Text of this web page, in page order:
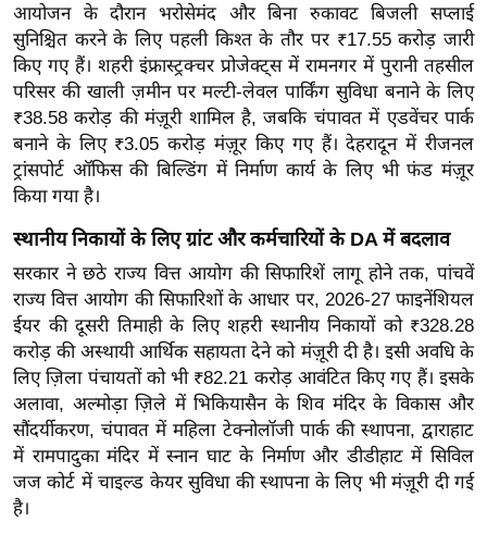
ऑ
टो
व
र्ल्ड
न्यू
ज
ब्री
नो
रं
ज
न
ज
ग
त
बॉ
ली
आयोजन के दौरान भरोसेमंद और बिना रुकावट बिजली सप्लाई
सुनिश्चित करने के लिए पहली किश्त के तौर पर ₹17.55 करोड़ जारी
किए गए हैं। शहरी इंफ्रास्ट्रक्चर प्रोजेक्ट्स में रामनगर में पुरानी तहसील
परिसर की खाली ज़मीन पर मल्टी-लेवल पार्किंग सुविधा बनाने के लिए
₹38.58 करोड़ की मंज़ूरी शामिल है, जबकि चंपावत में एडवेंचर पार्क
बनाने के लिए ₹3.05 करोड़ मंज़ूर किए गए हैं। देहरादून में रीजनल
ट्रांसपोर्ट ऑफिस की बिल्डिंग में निर्माण कार्य के लिए भी फंड मंज़ूर
किया गया है।
स्थानीय निकायों के लिए ग्रांट और कर्मचारियों के DA में बदलाव
सरकार ने छठे राज्य वित्त आयोग की सिफारिशें लागू होने तक, पांचवें
राज्य वित्त आयोग की सिफारिशों के आधार पर, 2026-27 फाइनेंशियल
ईयर की दूसरी तिमाही के लिए शहरी स्थानीय निकायों को ₹328.28
करोड़ की अस्थायी आर्थिक सहायता देने को मंज़ूरी दी है। इसी अवधि के
लिए ज़िला पंचायतों को भी ₹82.21 करोड़ आवंटित किए गए हैं। इसके
अलावा, अल्मोड़ा ज़िले में भिकियासैन के शिव मंदिर के विकास और
सौंदर्यीकरण, चंपावत में महिला टेक्नोलॉजी पार्क की स्थापना, द्वाराहाट
में रामपादुका मंदिर में स्नान घाट के निर्माण और डीडीहाट में सिविल
जज कोर्ट में चाइल्ड केयर सुविधा की स्थापना के लिए भी मंज़ूरी दी गई
है।